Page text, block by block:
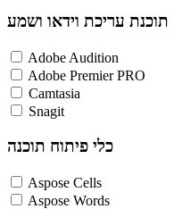
תוכנת עריכת וידאו ושמע
Adobe Audition
Adobe Premier PRO
Camtasia
Snagit
כלי פיתוח תוכנה
Aspose Cells
Aspose Words